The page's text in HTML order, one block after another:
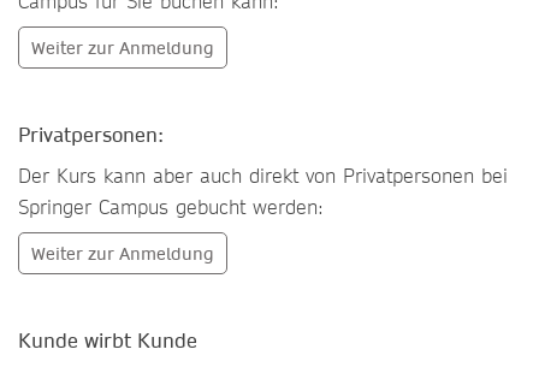
Weiter zur Anmeldung
Privatpersonen:
Der Kurs kann aber auch direkt von Privatpersonen bei
Springer Campus gebucht werden:
Weiter zur Anmeldung
Kunde wirbt Kunde